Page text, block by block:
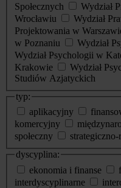
Społecznych
Wydział
Wrocławiu
Wydział
Projektowania w
w Poznaniu
Wydział
Wydział Psychologii w
Krakowie
Wydział
Studiów Azjatyckich
typ:
aplikacyjny
komercyjny
społeczny
dyscyplina:
ekonomia i finanse
interdyscyplinarne